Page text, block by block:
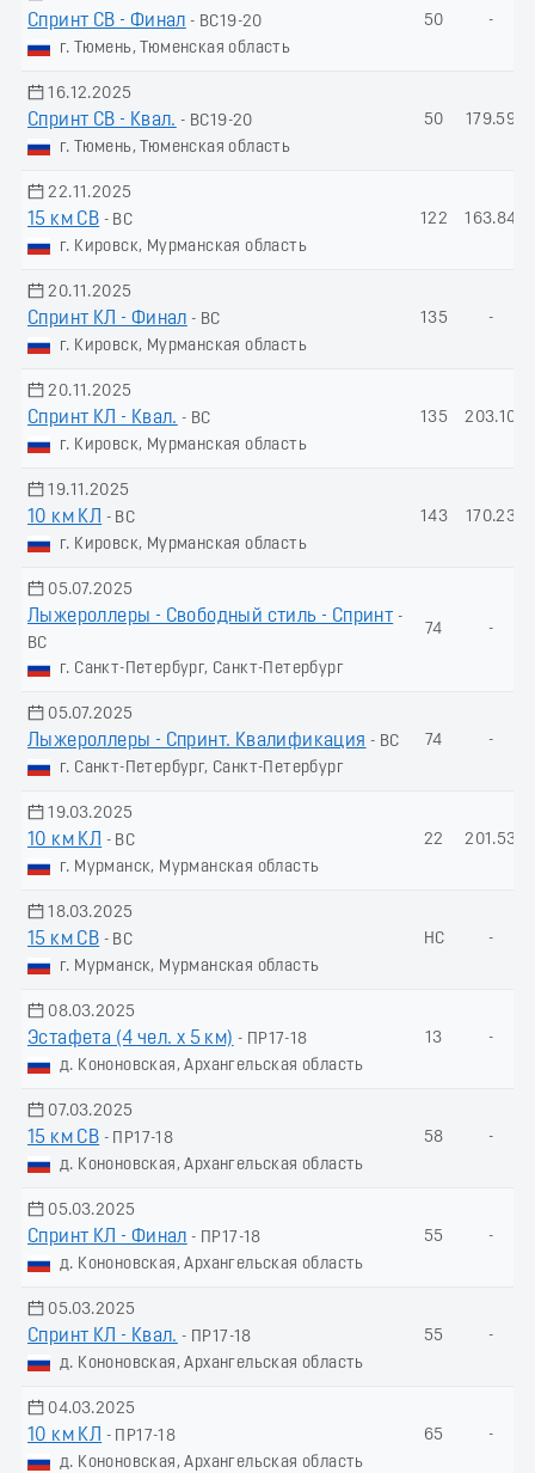
Спринт СВ - Финал - ВС19-20
г. Тюмень, Тюменская область
50 -
16.12.2025
Спринт СВ - Квал. - ВС19-20
г. Тюмень, Тюменская область
50 179.59
22.11.2025
15 км СВ - ВС
г. Кировск, Мурманская область
122 163.84
20.11.2025
Спринт КЛ - Финал - ВС
г. Кировск, Мурманская область
135 -
20.11.2025
Спринт КЛ - Квал. - ВС
г. Кировск, Мурманская область
135 203.10
19.11.2025
10 км КЛ
- ВС
г. Кировск, Мурманская область
143 170.23
05.07.2025
Лыжероллеры - Свободный стиль - Спринт -
ВС
г. Санкт-Петербург, Санкт-Петербург
74 -
05.07.2025
Лыжероллеры - Спринт. Квалификация - ВС
г. Санкт-Петербург, Санкт-Петербург
74 -
19.03.2025
10 км КЛ
- ВС
г. Мурманск, Мурманская область
22 201.53
18.03.2025
15 км СВ - ВС
г. Мурманск, Мурманская область
НС -
08.03.2025
Эстафета (4 чел. х 5 км) - ПР17-18
д. Кононовская, Архангельская область
13 -
07.03.2025
15 км СВ - ПР17-18
д. Кононовская, Архангельская область
58 -
05.03.2025
Спринт КЛ - Финал - ПР17-18
д. Кононовская, Архангельская область
55 -
05.03.2025
Спринт КЛ - Квал. - ПР17-18
д. Кононовская, Архангельская область
55 -
04.03.2025
10 км КЛ
- ПР17-18
д. Кононовская, Архангельская область
65 -